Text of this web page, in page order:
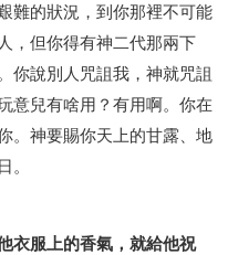
難的狀況，到你那裡不可能
，但你得有神二代那兩下
你說別人咒詛我，神就咒詛
意兒有啥用？有用啊。你在
。神要賜你天上的甘露、地
。
衣服上的香氣，就給他祝